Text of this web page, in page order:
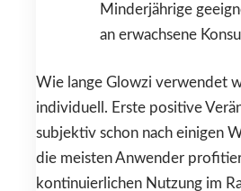
Minderjährige
an erwachsene
Wie lange Glowzi verwendet
individuell. Erste positive
subjektiv schon nach einigen
die meisten Anwender
kontinuierlichen Nutzung im